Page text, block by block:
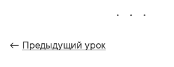
← Предыдущий урок